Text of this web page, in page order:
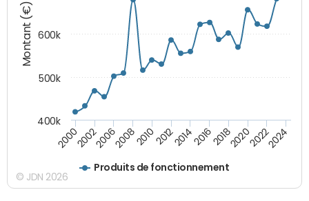
Montant (€)
Produits de fonctionnement
200020022006200820102012201420162018202020222024
400k
500k
600k
© JDN 2026